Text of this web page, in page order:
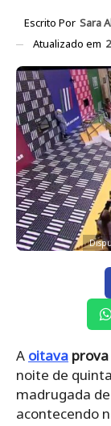
Escrito Por Sara
Atualizado em
A oitava prova
noite de
madrugada
acontecendo